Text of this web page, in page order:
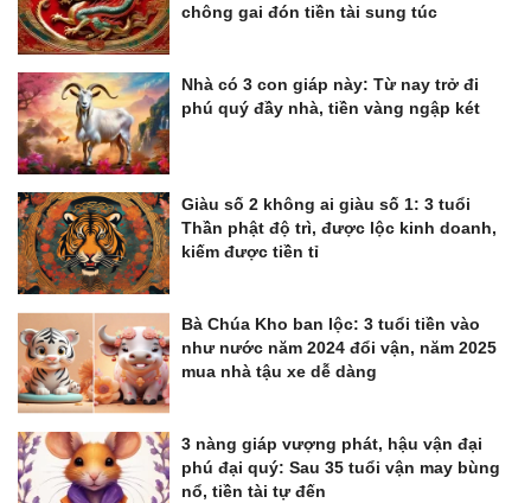
chông gai đón tiền tài sung túc
Nhà có 3 con giáp này: Từ nay trở đi
phú quý đầy nhà, tiền vàng ngập két
Giàu số 2 không ai giàu số 1: 3 tuổi
Thần phật độ trì, được lộc kinh doanh,
kiếm được tiền tỉ
Bà Chúa Kho ban lộc: 3 tuổi tiền vào
như nước năm 2024 đổi vận, năm 2025
mua nhà tậu xe dễ dàng
3 nàng giáp vượng phát, hậu vận đại
phú đại quý: Sau 35 tuổi vận may bùng
nổ, tiền tài tự đến